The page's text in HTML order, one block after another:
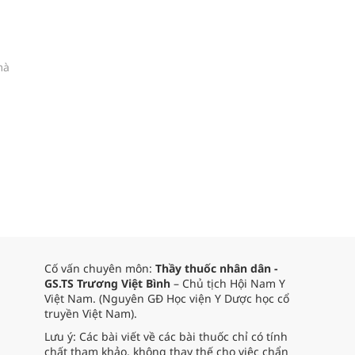
Cố vấn chuyên môn: Thầy thuốc nhân dân -
GS.TS Trương Việt Bình – Chủ tịch Hội Nam Y
Việt Nam. (Nguyên GĐ Học viện Y Dược học cổ
truyền Việt Nam).
Lưu ý: Các bài viết về các bài thuốc chỉ có tính
chất tham khảo, không thay thế cho việc chẩn